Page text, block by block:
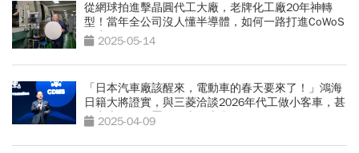
從網球拍進擊晶圓代工大廠，老牌化工廠20年神轉
型！當年全公司沒人懂半導體，如何一路打進CoWoS
供應鏈？
2025-05-14
「日本汽車廠該醒來，電動車的春天要來了！」鴻海
日籍大將證實，與三菱洽談2026年代工做小客車，甚
至考慮買下閒置的日本汽車產線
2025-04-09